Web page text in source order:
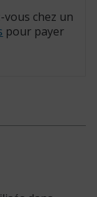
vous chez un
pour payer